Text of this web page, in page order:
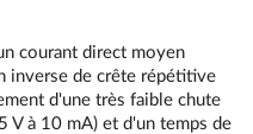
courant direct moyen
inverse de crête répétitive
d'une très faible chute
V à 10 mA) et d'un temps de